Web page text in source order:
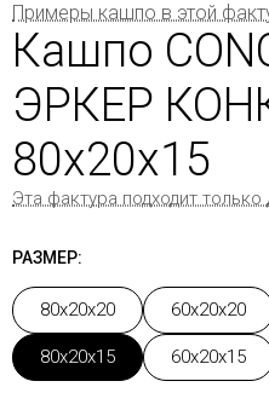
Примеры кашпо в этой
Кашпо
ЭРКЕР
80x20x15
Эта фактура подходит
РАЗМЕР:
80x20x20 60x20x20
80x20x15 60x20x15